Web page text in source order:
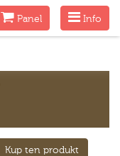
Menu
Info
MenuPanel
Kup ten produkt